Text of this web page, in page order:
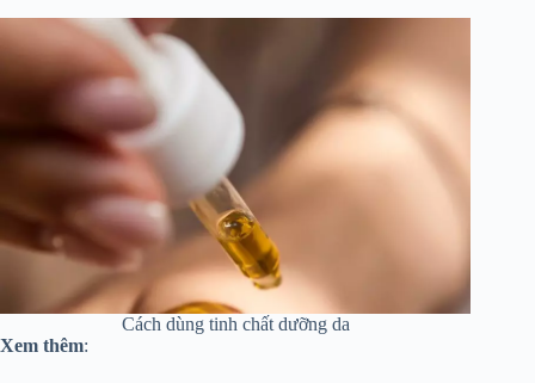
Cách dùng tinh chất dưỡng da
Xem thêm: